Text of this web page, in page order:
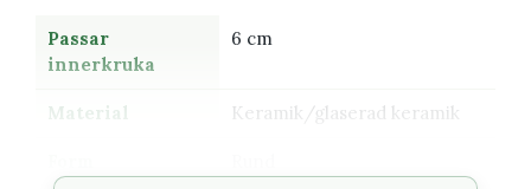
Passar
innerkruka
6 cm
Material Keramik/glaserad keramik